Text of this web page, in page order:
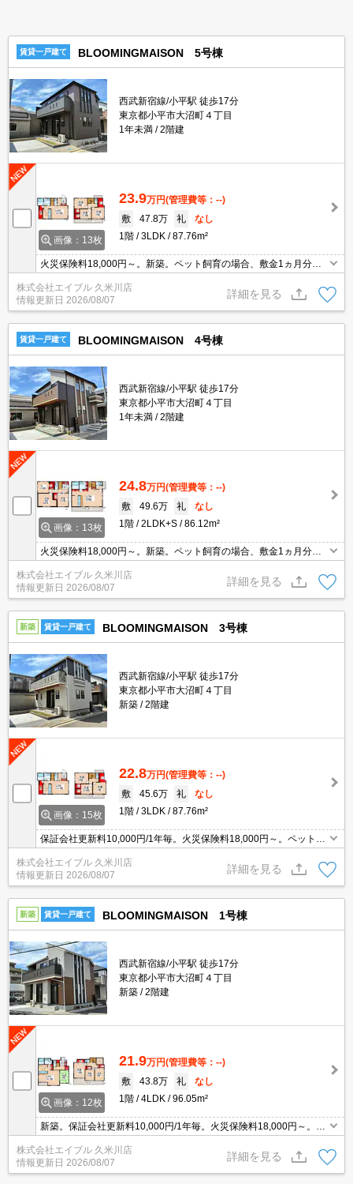
賃貸一戸建て BLOOMINGMAISON 5号棟
西武新宿線/小平駅 徒歩17分
東京都小平市大沼町４丁目
1年未満
2階建
画像：13枚
23.9万円(管理費等：--)
敷
47.8万 礼
なし
1階
3LDK 87.76m²
火災保険料18,000円～。新築。ペット飼育の場合、敷金1ヵ月分
増。賃料口座引落手数料550円/月。楽器応相談。エアコン2基付
き。保証会社更新料10,000円/1年毎。
株式会社エイブル 久米川店
情報更新日 2026/08/07
詳細を見る
賃貸一戸建て BLOOMINGMAISON 4号棟
西武新宿線/小平駅 徒歩17分
東京都小平市大沼町４丁目
1年未満
2階建
画像：13枚
24.8万円(管理費等：--)
敷
49.6万 礼
なし
1階
2LDK+S 86.12m²
火災保険料18,000円～。新築。ペット飼育の場合、敷金1ヵ月分
増。賃料口座引落手数料550円/月。エアコン3基付き。楽器応相
談。保証会社更新料10,000円/1年毎。
株式会社エイブル 久米川店
情報更新日 2026/08/07
詳細を見る
新築 賃貸一戸建て BLOOMINGMAISON 3号棟
西武新宿線/小平駅 徒歩17分
東京都小平市大沼町４丁目
新築
2階建
画像：15枚
22.8万円(管理費等：--)
敷
45.6万 礼
なし
1階
3LDK 87.76m²
保証会社更新料10,000円/1年毎。火災保険料18,000円～。ペット飼
育の場合、敷金1ヵ月分増。楽器応相談。賃料口座引落手数料550
円/月。新築。ペット可(小型犬2匹まで)。
株式会社エイブル 久米川店
情報更新日 2026/08/07
詳細を見る
新築 賃貸一戸建て BLOOMINGMAISON 1号棟
西武新宿線/小平駅 徒歩17分
東京都小平市大沼町４丁目
新築
2階建
画像：12枚
21.9万円(管理費等：--)
敷
43.8万 礼
なし
1階
4LDK 96.05m²
新築。保証会社更新料10,000円/1年毎。火災保険料18,000円～。ペ
ット可(犬2匹まで)。ペット飼育の場合、敷金1ヵ月分増。賃料口座
引落手数料550円/月。エアコン2基付き。楽器応相談。
株式会社エイブル 久米川店
情報更新日 2026/08/07
詳細を見る